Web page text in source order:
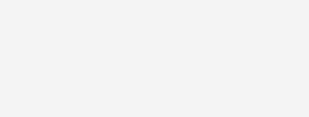
no era objeto de estudio en serio, que